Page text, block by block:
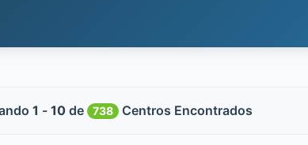
1 - 10 de 738 Centros Encontrados